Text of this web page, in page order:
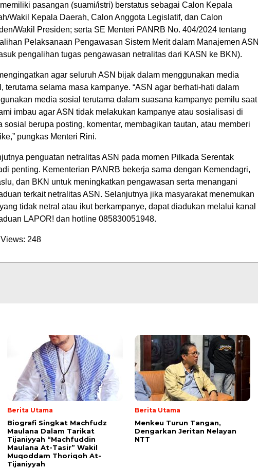
pasangan (suami/istri) berstatus sebagai Calon Kepala
Wakil Kepala Daerah, Calon Anggota Legislatif, dan Calon
Wakil Presiden; serta SE Menteri PANRB No. 404/2024 tentang
Pelaksanaan Pengawasan Sistem Merit dalam Manajemen ASN
pengalihan tugas pengawasan netralitas dari KASN ke BKN).
agar seluruh ASN bijak dalam menggunakan media
terutama selama masa kampanye. “ASN agar berhati-hati dalam
media sosial terutama dalam suasana kampanye pemilu saat
imbau agar ASN tidak melakukan kampanye atau sosialisasi di
sosial berupa posting, komentar, membagikan tautan, atau memberi
pungkas Menteri Rini.
penguatan netralitas ASN pada momen Pilkada Serentak
penting. Kementerian PANRB bekerja sama dengan Kemendagri,
dan BKN untuk meningkatkan pengawasan serta menangani
terkait netralitas ASN. Selanjutnya jika masyarakat menemukan
tidak netral atau ikut berkampanye, dapat diadukan melalui kanal
LAPOR! dan hotline 085830051948.
248
Berita Utama
Biografi Singkat Machfudz
Maulana Dalam Tarikat
Tijaniyyah “Machfuddin
Maulana At-Tasir” Wakil
Muqoddam Thoriqoh At-
Tijaniyyah
Berita Utama
Menkeu Turun Tangan,
Dengarkan Jeritan Nelayan
NTT